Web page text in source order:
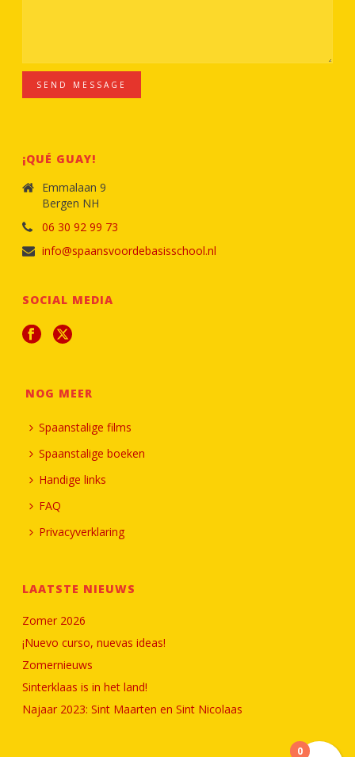
SEND MESSAGE
¡QUÉ GUAY!
Emmalaan 9
Bergen NH
06 30 92 99 73
info@spaansvoordebasisschool.nl
SOCIAL MEDIA
NOG MEER
Spaanstalige films
Spaanstalige boeken
Handige links
FAQ
Privacyverklaring
LAATSTE NIEUWS
Zomer 2026
¡Nuevo curso, nuevas ideas!
Zomernieuws
Sinterklaas is in het land!
Najaar 2023: Sint Maarten en Sint Nicolaas
0